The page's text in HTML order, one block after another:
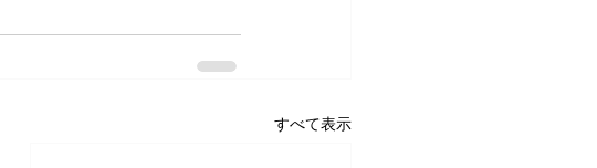
すべて表示